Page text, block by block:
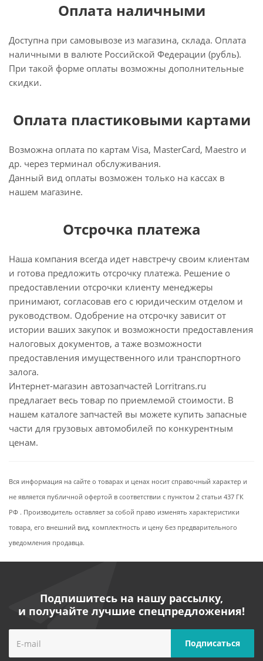
Оплата наличными
Доступна при самовывозе из магазина, склада. Оплата
наличными в валюте Российской Федерации (рубль).
При такой форме оплаты возможны дополнительные
скидки.
Оплата пластиковыми картами
Возможна оплата по картам Visa, MasterCard, Maestro и
др. через терминал обслуживания.
Данный вид оплаты возможен только на кассах в
нашем магазине.
Отсрочка платежа
Наша компания всегда идет навстречу своим клиентам
и готова предложить отсрочку платежа. Решение о
предоставлении отсрочки клиенту менеджеры
принимают, согласовав его с юридическим отделом и
руководством. Одобрение на отсрочку зависит от
истории ваших закупок и возможности предоставления
налоговых документов, а таже возможности
предоставления имущественного или транспортного
залога.
Интернет-магазин автозапчастей Lorritrans.ru
предлагает весь товар по приемлемой стоимости. В
нашем каталоге запчастей вы можете купить запасные
части для грузовых автомобилей по конкурентным
ценам.
Вся информация на сайте о товарах и ценах носит справочный характер и
не является публичной офертой в соответствии с пунктом 2 статьи 437 ГК
РФ . Производитель оставляет за собой право изменять характеристики
товара, его внешний вид, комплектность и цену без предварительного
уведомления продавца.
Подпишитесь на нашу рассылку,
и получайте лучшие спецпредложения!